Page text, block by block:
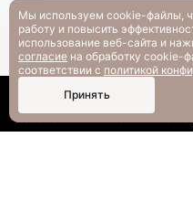
Каталог Поиск
РАЗМЕРНАЯ СЕТКА
Вопрос-ответ
Мы используем cookie-файлы,
работу и повысить
использование веб-сайта и
согласие на обработку cookie-
соответствии с политикой
Принять